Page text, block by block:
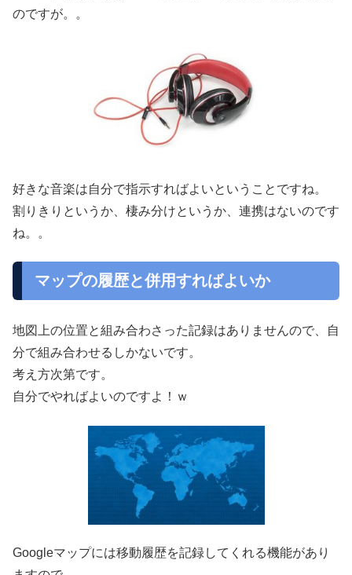
のですが。。
好きな音楽は自分で指示すればよいということですね。
割りきりというか、棲み分けというか、連携はないのです
ね。。
マップの履歴と併用すればよいか
地図上の位置と組み合わさった記録はありませんので、自
分で組み合わせるしかないです。
考え方次第です。
自分でやればよいのですよ！ｗ
Googleマップには移動履歴を記録してくれる機能があり